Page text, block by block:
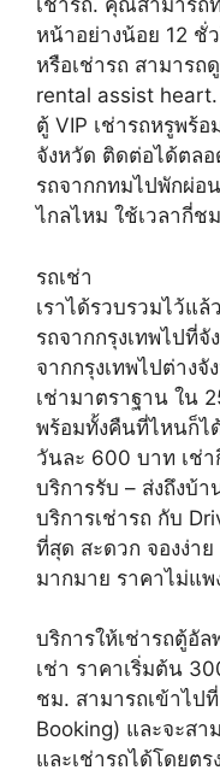
เช่ารถ. คุณสามารถ
หน้าอย่างน้อย 12 ชั่
หรือเช่ารถ สามารถ
rental assist heart.
ตู้ VIP เช่ารถหรูพร้
จังหวัด ติดต่อได้ตล
รถจากกทมไปพักผ่อ
ไกลไหม ใช้เวลากี่ช
รถเช่า
เราได้รวบรวมไว้แล้
รถจากกรุงเทพไปที่
จากกรุงเทพไปต่างจั
เช่ามาตราฐาน ใน
พร้อมทั้งคืนที่ไหนก็ไ
วันละ 600 บาท เช่
บริการรับ – ส่งถึงบ้
บริการเช่ารถ กับ
ที่สุด สะดวก จองง่า
มากมาย ราคาไม่แ
บริการให้เช่ารถตู้อั
เช่า ราคาเริ่มต้น
ชม. สามารถเข้าไป
Booking) และจะสา
และเช่ารถได้โดยต